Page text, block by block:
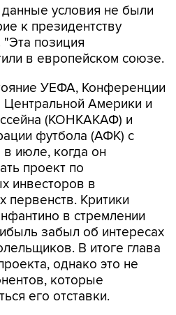
условия не были
к президентству
позиция
в европейском союзе.
УЕФА, Конференции
Америки и
(КОНКАКАФ) и
футбола (АФК) с
июле, когда он
проект по
инвесторов в
Критики
в стремлении
забыл об интересах
В итоге глава
однако это не
которые
его отставки.